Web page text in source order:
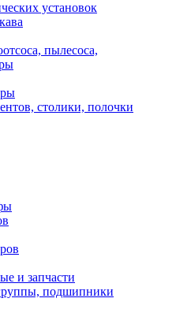
установок
пылесоса,
столики, полочки
и запчасти
подшипники